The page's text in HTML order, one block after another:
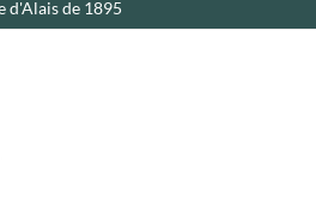
d'Alais de 1895